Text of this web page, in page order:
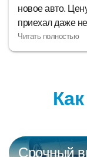
новое авто.
приехал даже
позвонив. До
приятной
Срочный